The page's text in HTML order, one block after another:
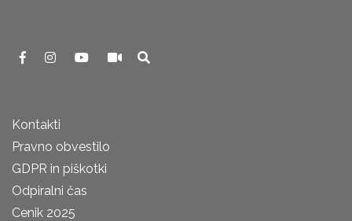
Kontakti
Pravno obvestilo
GDPR in piškotki
Odpiralni čas
Cenik 2025